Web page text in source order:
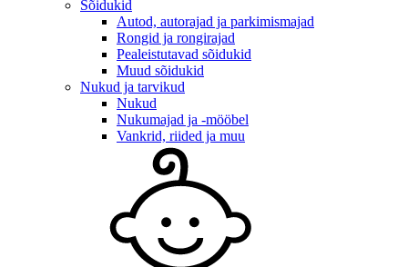
Sõidukid
Autod, autorajad ja parkimismajad
Rongid ja rongirajad
Pealeistutavad sõidukid
Muud sõidukid
Nukud ja tarvikud
Nukud
Nukumajad ja -mööbel
Vankrid, riided ja muu